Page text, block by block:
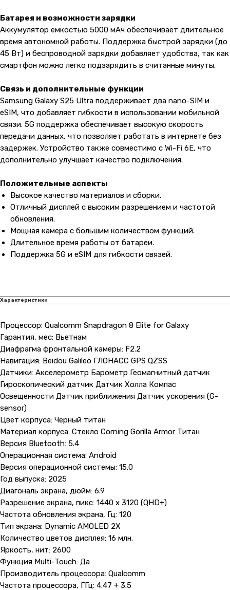
Батарея и возможности зарядки
Аккумулятор емкостью 5000 мАч обеспечивает длительное
время автономной работы. Поддержка быстрой зарядки (до
45 Вт) и беспроводной зарядки добавляет удобства, так как
смартфон можно легко подзарядить в считанные минуты.
Связь и дополнительные функции
Samsung Galaxy S25 Ultra поддерживает два nano-SIM и
eSIM, что добавляет гибкости в использовании мобильной
связи. 5G поддержка обеспечивает высокую скорость
передачи данных, что позволяет работать в интернете без
задержек. Устройство также совместимо с Wi-Fi 6E, что
дополнительно улучшает качество подключения.
Положительные аспекты
Высокое качество материалов и сборки.
Отличный дисплей с высоким разрешением и частотой
обновления.
Мощная камера с большим количеством функций.
Длительное время работы от батареи.
Поддержка 5G и eSIM для гибкости связей.
Характеристики
Процессор: Qualcomm Snapdragon 8 Elite for Galaxy
Гарантия, мес: Вьетнам
Диафрагма фронтальной камеры: F2.2
Навигация: Beidou Galileo ГЛОНАСС GPS QZSS
Датчики: Акселерометр Барометр Геомагнитный датчик
Гироскопический датчик Датчик Холла Компас
Освещенности Датчик приближения Датчик ускорения (G-
sensor)
Цвет корпуса: Черный титан
Материал корпуса: Cтекло Corning Gorilla Armor Титан
Версия Bluetooth: 5.4
Операционная система: Android
Версия операционной системы: 15.0
Год выпуска: 2025
Диагональ экрана, дюйм: 6.9
Разрешение экрана, пикс: 1440 x 3120 (QHD+)
Частота обновления экрана, Гц: 120
Тип экрана: Dynamic AMOLED 2X
Количество цветов дисплея: 16 млн.
Яркость, нит: 2600
Функция Multi-Touch: Да
Производитель процессора: Qualcomm
Частота процессора, ГГц: 4.47 + 3.5